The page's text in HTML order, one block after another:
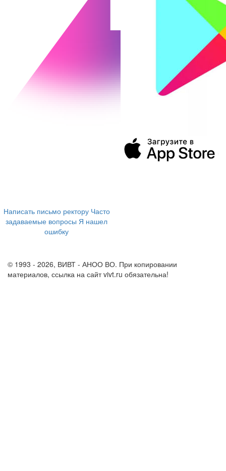
Написать письмо ректору Часто
задаваемые вопросы Я нашел
ошибку
© 1993 - 2026, ВИВТ - АНОО ВО. При копировании
материалов, ссылка на сайт vivt.ru обязательна!